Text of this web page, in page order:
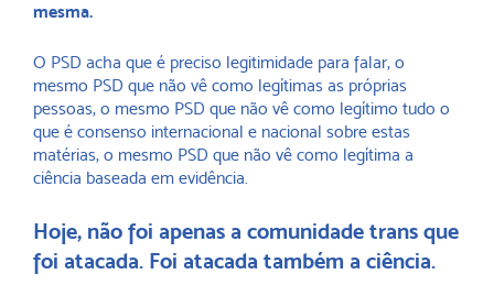
mesma.
O PSD acha que é preciso legitimidade para falar, o
mesmo PSD que não vê como legítimas as próprias
pessoas, o mesmo PSD que não vê como legítimo tudo o
que é consenso internacional e nacional sobre estas
matérias, o mesmo PSD que não vê como legítima a
ciência baseada em evidência.
Hoje, não foi apenas a comunidade trans que
foi atacada. Foi atacada também a ciência.